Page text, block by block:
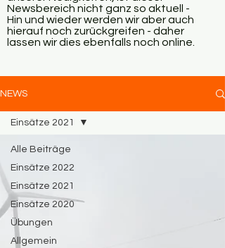
Newsbereich nicht ganz so aktuell -
Hin und wieder werden wir aber auch
hierauf noch zurückgreifen - daher
lassen wir dies ebenfalls noch online.
NEWS
Alle Beiträge
Einsätze 2022
Einsätze 2021
Einsätze 2020
Übungen
Allgemein
Einsätze 2021